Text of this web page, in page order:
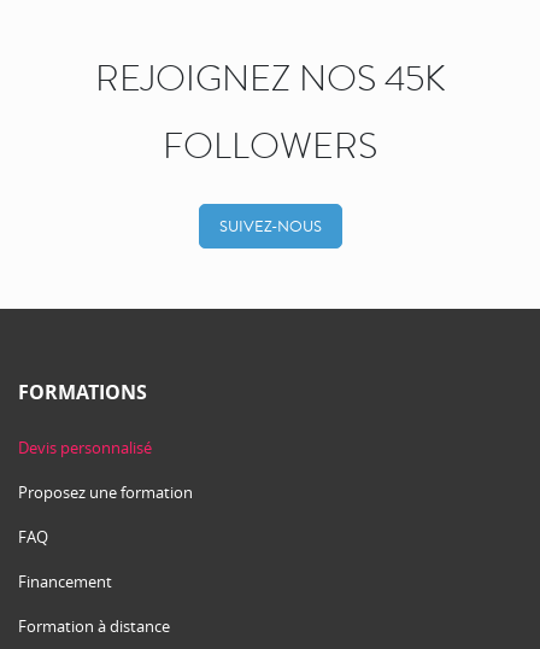
REJOIGNEZ NOS 45K
FOLLOWERS
SUIVEZ-NOUS
FORMATIONS
Devis personnalisé
Proposez une formation
FAQ
Financement
Formation à distance